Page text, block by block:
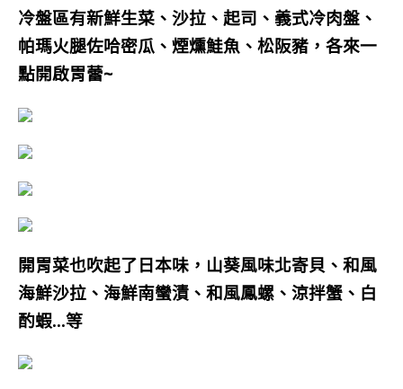
冷盤區有新鮮生菜、沙拉、起司、義式冷肉盤、
帕瑪火腿佐哈密瓜、煙燻鮭魚、松阪豬，各來一
點開啟胃蕾~
開胃菜也吹起了日本味，山葵風味北寄貝、和風
海鮮沙拉、海鮮南蠻漬、和風鳳螺、涼拌蟹、白
酌蝦…等